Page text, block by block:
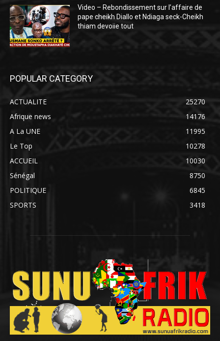
Video – Rebondissement sur l’affaire de
pape cheikh Diallo et Ndiaga seck-Cheikh
thiam devoiie tout
POPULAR CATEGORY
ACTUALITE
25270
Afrique news
14176
A La UNE
11995
Le Top
10278
ACCUEIL
10030
Sénégal
8750
POLITIQUE
6845
SPORTS
3418